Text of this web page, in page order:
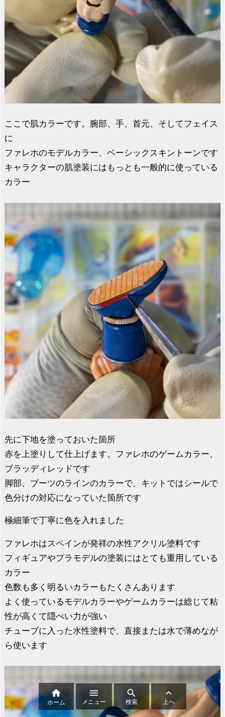
ここで肌カラーです。腕部、手、首元、そしてフェイス
に
ファレホのモデルカラー、ベーシックスキントーンです
キャラクターの肌塗装にはもっとも一般的に使っている
カラー
先に下地を塗っておいた箇所
赤を上塗りして仕上げます。ファレホのゲームカラー、
ブラッディレッドです
脚部、ブーツのラインのカラーで、キットではシールで
色分けの対応になっていた箇所です
極細筆で丁寧に色を入れました
ファレホはスペインが発祥の水性アクリル塗料です
フィギュアやプラモデルの塗装にはとても重用している
カラー
色数も多く明るいカラーもたくさんあります
よく使っているモデルカラーやゲームカラーは総じて粘
性が高くて隠ぺい力が強い
チューブに入った水性塗料で、直接または水で薄めなが
ら使います

ホーム

メニュー

検索

上へ